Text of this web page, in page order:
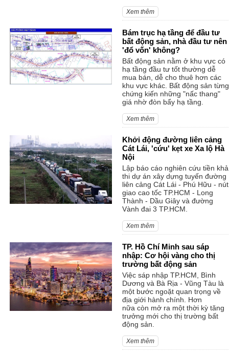
Xem thêm
Bám trục hạ tầng để đầu tư
bất động sản, nhà đầu tư nên
'đổ vốn' không?
Bất động sản nằm ở khu vực có
hạ tầng đầu tư tốt thường dễ
mua bán, dễ cho thuê hơn các
khu vực khác. Bất động sản từng
chứng kiến những "nấc thang"
giá nhờ đòn bẩy hạ tầng.
Xem thêm
Khởi động đường liên cảng
Cát Lái, 'cứu' kẹt xe Xa lộ Hà
Nội
Lập báo cáo nghiên cứu tiền khả
thi dự án xây dựng tuyến đường
liên cảng Cát Lái - Phú Hữu - nút
giao cao tốc TP.HCM - Long
Thành - Dầu Giây và đường
Vành đai 3 TP.HCM.
Xem thêm
TP. Hồ Chí Minh sau sáp
nhập: Cơ hội vàng cho thị
trường bất động sản
Việc sáp nhập TP.HCM, Bình
Dương và Bà Rịa - Vũng Tàu là
một bước ngoặt quan trọng về
địa giới hành chính. Hơn
nữa còn mở ra một thời kỳ tăng
trưởng mới cho thị trường bất
động sản.
Xem thêm